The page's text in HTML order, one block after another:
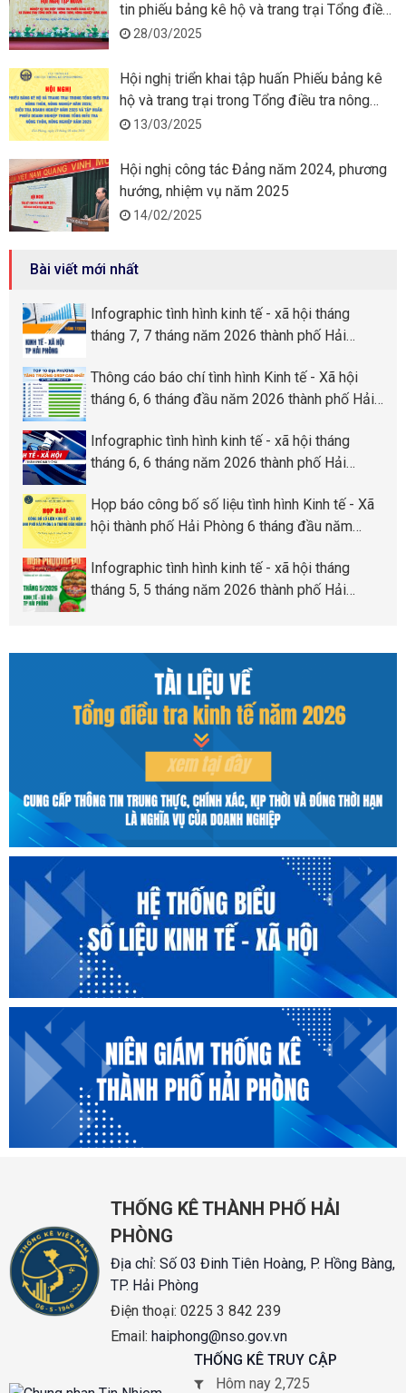
tin phiếu bảng kê hộ và trang trại Tổng điều
tra nông thôn, nông nghiệp 2025
28/03/2025
Hội nghị triển khai tập huấn Phiếu bảng kê
hộ và trang trại trong Tổng điều tra nông
thôn, nông nghiệp năm 2025
13/03/2025
Hội nghị công tác Đảng năm 2024, phương
hướng, nhiệm vụ năm 2025
14/02/2025
Bài viết mới nhất
Infographic tình hình kinh tế - xã hội tháng
tháng 7, 7 tháng năm 2026 thành phố Hải
Thông cáo báo chí tình hình Kinh tế - Xã hội
tháng 6, 6 tháng đầu năm 2026 thành phố Hải
Infographic tình hình kinh tế - xã hội tháng
tháng 6, 6 tháng năm 2026 thành phố Hải
Họp báo công bố số liệu tình hình Kinh tế - Xã
hội thành phố Hải Phòng 6 tháng đầu năm
Infographic tình hình kinh tế - xã hội tháng
tháng 5, 5 tháng năm 2026 thành phố Hải
THỐNG KÊ THÀNH PHỐ HẢI
PHÒNG
Địa chỉ: Số 03 Đinh Tiên Hoàng, P. Hồng Bàng,
TP. Hải Phòng
Điện thoại: 0225 3 842 239
Email: haiphong@nso.gov.vn
THỐNG KÊ TRUY CẬP
Hôm nay 2,725